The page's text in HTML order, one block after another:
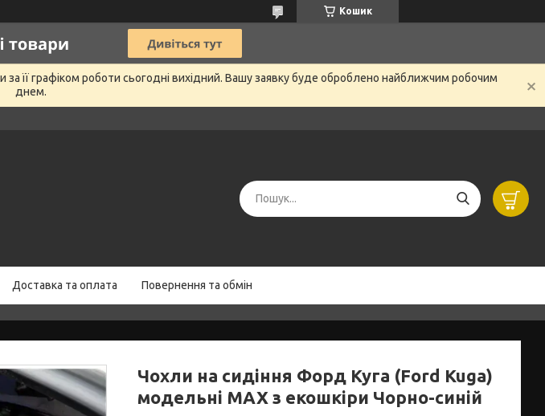
Кошик
її графіком роботи сьогодні вихідний. Вашу заявку буде оброблено найближчим робочим
днем.
Доставка та оплата Повернення та обмін
Чохли на сидіння Форд Куга (Ford Kuga)
модельні MAX з екошкіри Чорно-синій